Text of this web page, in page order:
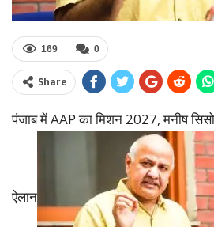
0
169
Share
पंजाब में AAP का मिशन 2027, मनीष
ऐलान